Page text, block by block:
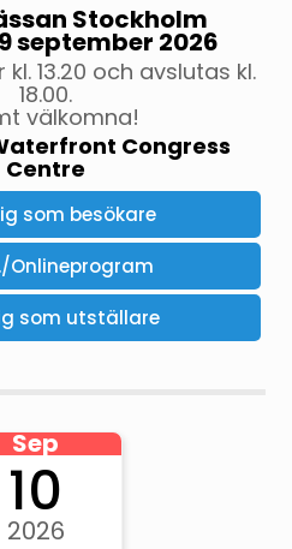
Stockholm
september 2026
13.20 och avslutas kl.
18.00.
välkomna!
Congress
Centre
som besökare
Onlineprogram
som utställare
Sep
10
2026